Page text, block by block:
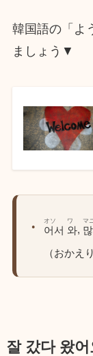
韓国語の「よ
ましょう▼
어서
オソ
와
ワ
,
マニ
（おかえ
잘 갔다 왔